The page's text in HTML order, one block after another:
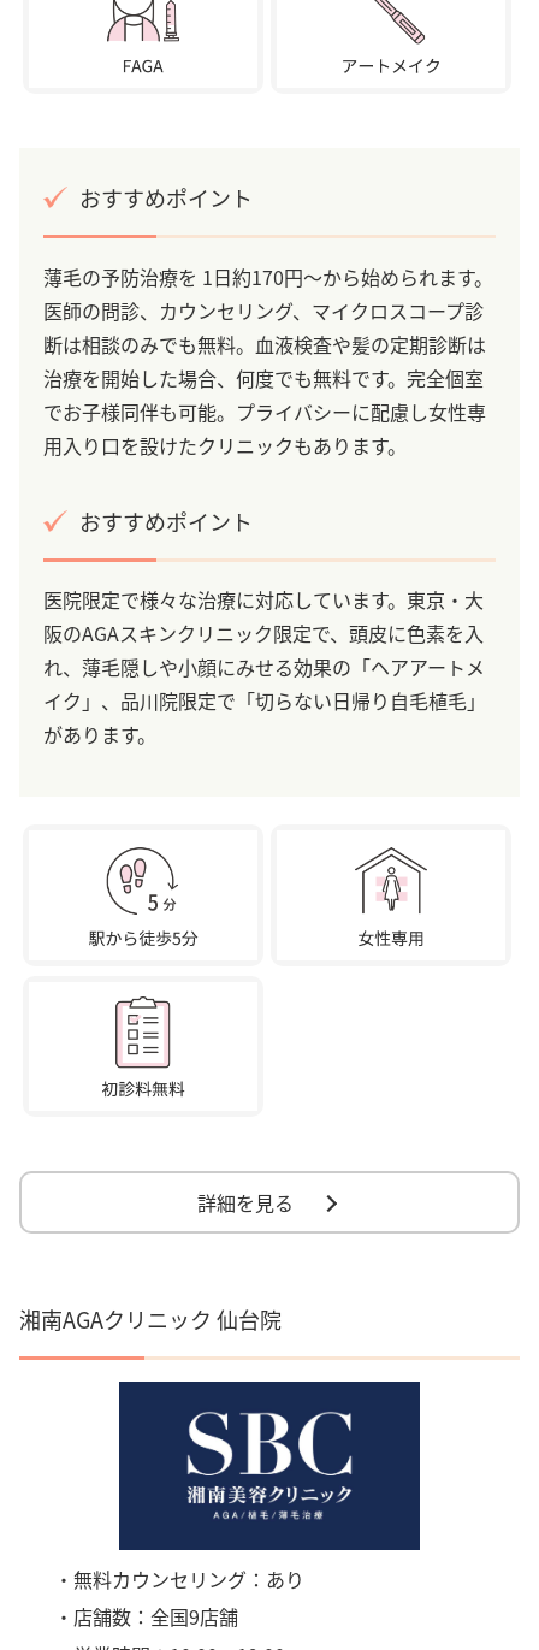
おすすめポイント
薄毛の予防治療を 1日約170円～から始められます。
医師の問診、カウンセリング、マイクロスコープ診
断は相談のみでも無料。血液検査や髪の定期診断は
治療を開始した場合、何度でも無料です。完全個室
でお子様同伴も可能。プライバシーに配慮し女性専
用入り口を設けたクリニックもあります。
おすすめポイント
医院限定で様々な治療に対応しています。東京・大
阪のAGAスキンクリニック限定で、頭皮に色素を入
れ、薄毛隠しや小顔にみせる効果の「ヘアアートメ
イク」、品川院限定で「切らない日帰り自毛植毛」
があります。
詳細を見る
湘南AGAクリニック 仙台院
・無料カウンセリング：あり
・店舗数：全国9店舗